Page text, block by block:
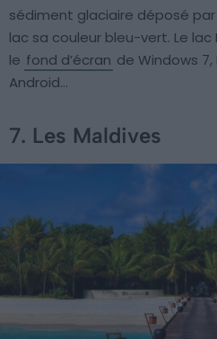
sédiment glaciaire déposé
lac sa couleur bleu-vert. Le
le fond d’écran de Windows 7,
Android…
7. Les Maldives